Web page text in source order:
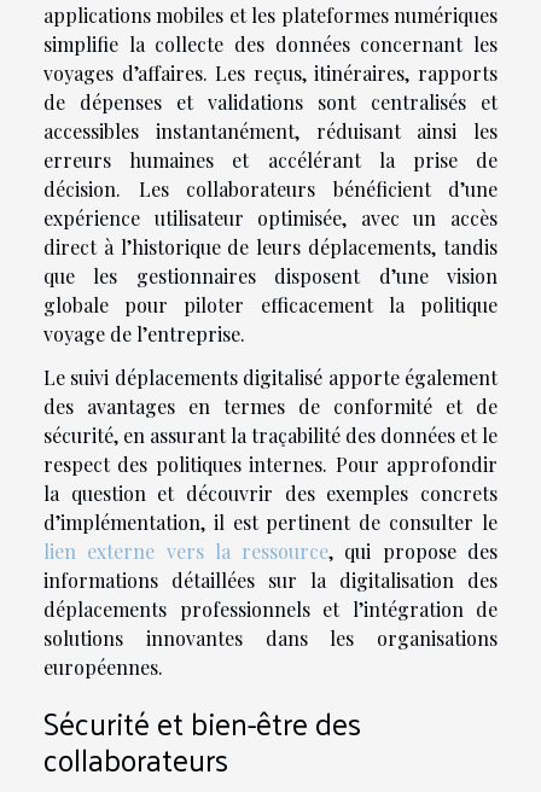
applications mobiles et les plateformes numériques
simplifie la collecte des données concernant les
voyages d’affaires. Les reçus, itinéraires, rapports
de dépenses et validations sont centralisés et
accessibles instantanément, réduisant ainsi les
erreurs humaines et accélérant la prise de
décision. Les collaborateurs bénéficient d’une
expérience utilisateur optimisée, avec un accès
direct à l’historique de leurs déplacements, tandis
que les gestionnaires disposent d’une vision
globale pour piloter efficacement la politique
voyage de l’entreprise.
Le suivi déplacements digitalisé apporte également
des avantages en termes de conformité et de
sécurité, en assurant la traçabilité des données et le
respect des politiques internes. Pour approfondir
la question et découvrir des exemples concrets
d’implémentation, il est pertinent de consulter le
lien externe vers la ressource, qui propose des
informations détaillées sur la digitalisation des
déplacements professionnels et l’intégration de
solutions innovantes dans les organisations
européennes.
Sécurité et bien-être des
collaborateurs